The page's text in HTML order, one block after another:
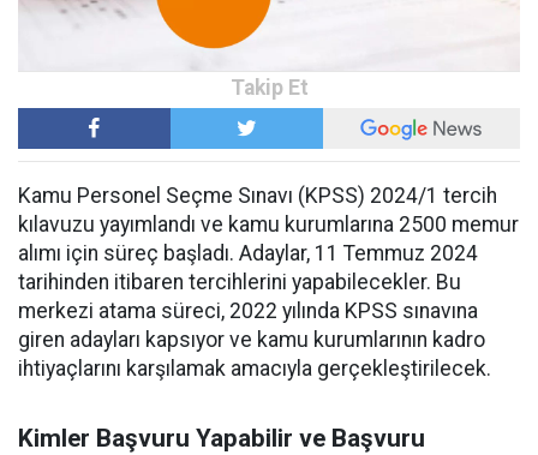
Kamu Personel Seçme Sınavı (KPSS) 2024/1 tercih
kılavuzu yayımlandı ve kamu kurumlarına 2500 memur
alımı için süreç başladı. Adaylar, 11 Temmuz 2024
tarihinden itibaren tercihlerini yapabilecekler. Bu
merkezi atama süreci, 2022 yılında KPSS sınavına
giren adayları kapsıyor ve kamu kurumlarının kadro
ihtiyaçlarını karşılamak amacıyla gerçekleştirilecek.
Kimler Başvuru Yapabilir ve Başvuru